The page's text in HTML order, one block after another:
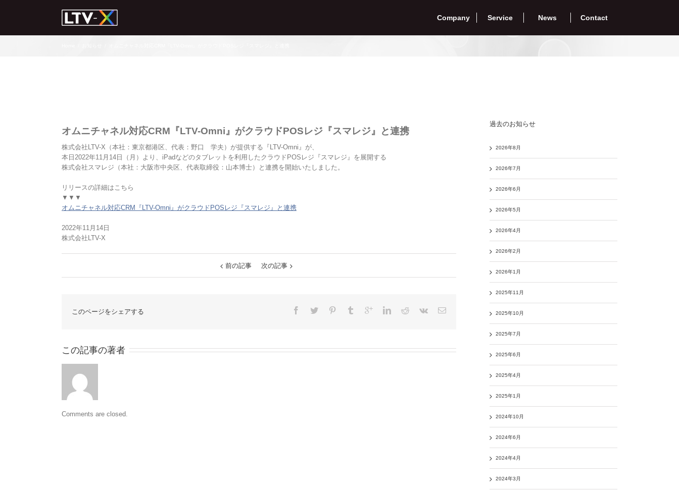
Company Service News Contact
オムニチャネル対応CRM『LTV-Omni』がクラウドPOSレジ『スマレジ』と連携
株式会社LTV-X（本社：東京都港区、代表：野口 学夫）が提供する『LTV-Omni』が、
本日2022年11月14日（月）より、iPadなどのタブレットを利用したクラウドPOSレジ『スマレジ』を展開する
株式会社スマレジ（本社：大阪市中央区、代表取締役：山本博士）と連携を開始いたしました。
リリースの詳細はこちら
▼▼▼
オムニチャネル対応CRM『LTV-Omni』がクラウドPOSレジ『スマレジ』と連携
2022年11月14日
株式会社LTV-X
前の記事 次の記事
このページをシェアする
この記事の著者
Comments are closed.
過去のお知らせ
2026年8月
2026年7月
2026年6月
2026年5月
2026年4月
2026年2月
2026年1月
2025年11月
2025年10月
2025年7月
2025年6月
2025年4月
2025年1月
2024年10月
2024年6月
2024年4月
2024年3月